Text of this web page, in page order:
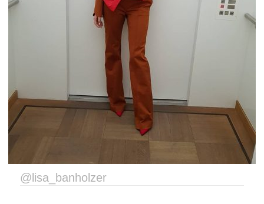
@lisa_banholzer